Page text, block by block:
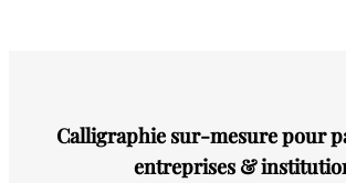
Calligraphie sur-mesure pour
entreprises &